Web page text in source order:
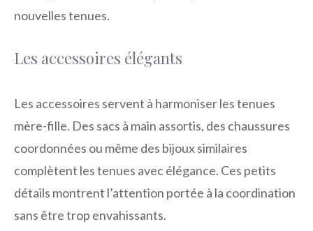
nouvelles tenues.
Les accessoires élégants
Les accessoires servent à harmoniser les tenues
mère-fille. Des sacs à main assortis, des chaussures
coordonnées ou même des bijoux similaires
complètent les tenues avec élégance. Ces petits
détails montrent l’attention portée à la coordination
sans être trop envahissants.